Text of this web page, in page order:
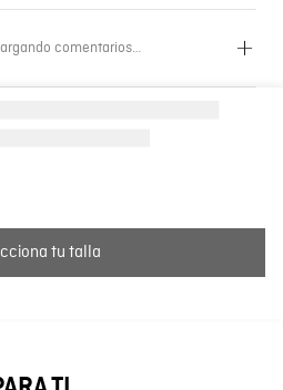
tu talla
comentarios…